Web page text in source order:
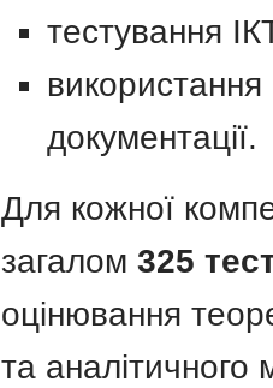
тестування
документації.
Для кожної
загалом 325
оцінювання
та аналітичного